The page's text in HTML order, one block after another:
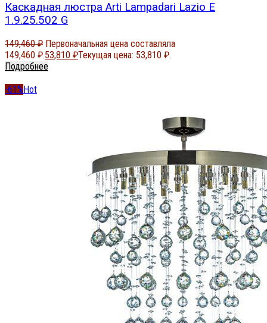
Каскадная люстра Arti Lampadari Lazio E
1.9.25.502 G
149,460₽ Первоначальная цена составляла
149,460 ₽.53,810 ₽Текущая цена: 53,810 ₽.
Подробнее
-61%Hot